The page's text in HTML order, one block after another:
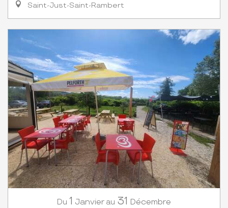
Saint-Just-Saint-Rambert
Du 1 Janvier au 31 Décembre